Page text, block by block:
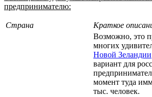
предпринимателю:
Страна Краткое
Возможно, это
многих
Новой Зеландии
вариант для
момент туда
тыс. человек.